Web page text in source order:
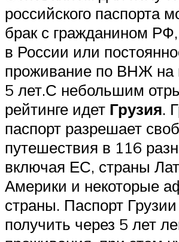
российского паспорта
брак с гражданином
в России или
проживание по ВНЖ на
5 лет.С небольшим
рейтинге идет Грузия.
паспорт разрешает
путешествия в 116
включая ЕС, страны
Америки и некоторые
страны. Паспорт
получить через 5 лет